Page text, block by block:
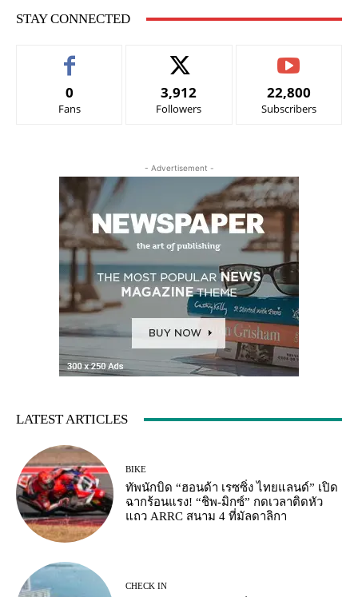
STAY CONNECTED
0
Fans
3,912
Followers
22,800
Subscribers
- Advertisement -
LATEST ARTICLES
BIKE
ทัพนักบิด “ฮอนด้า เรซซิ่ง ไทยแลนด์” เปิด
ฉากร้อนแรง! “ชิพ-มิกซ์” กดเวลาติดหัว
แถว ARRC สนาม 4 ที่มัลดาลิกา
CHECK IN